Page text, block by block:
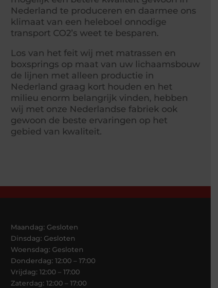
Nederland te produceren en daarmee ons
klimaat van een heleboel onnodige
transport CO2’s weet te besparen.
Los van het feit wij met matrassen en
boxsprings op maat van uw lichaamsbouw
de lijnen met alleen productie in
Nederland graag kort houden en het
milieu enorm belangrijk vinden, hebben
wij met onze Nederlandse fabriek ook
gewoon de beste ervaringen op het
gebied van kwaliteit.
Maandag: Gesloten
Dinsdag: Gesloten
Woensdag: Gesloten
Donderdag: 12:00 – 17:00
Vrijdag: 12:00 – 17:00
Zaterdag: 12:00 – 17:00